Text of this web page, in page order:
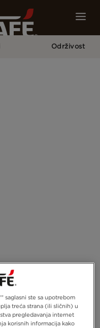
Održivost
saglasni ste sa upotrebom
treća strana (ili sličnih) u
pregledavanja internet
korisnih informacija kako